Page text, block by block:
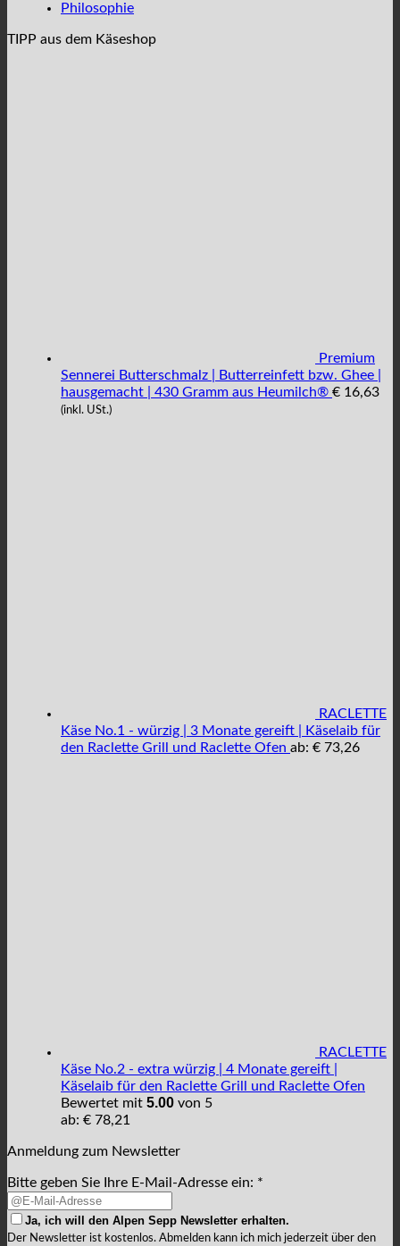
Philosophie
TIPP aus dem Käseshop
Premium
Sennerei Butterschmalz | Butterreinfett bzw. Ghee |
hausgemacht | 430 Gramm aus Heumilch® € 16,63
(inkl. USt.)
RACLETTE
Käse No.1 - würzig | 3 Monate gereift | Käselaib für
den Raclette Grill und Raclette Ofen ab: € 73,26
RACLETTE
Käse No.2 - extra würzig | 4 Monate gereift |
Käselaib für den Raclette Grill und Raclette Ofen
Bewertet mit 5.00 von 5
ab: € 78,21
Anmeldung zum Newsletter
Bitte geben Sie Ihre E-Mail-Adresse ein: *
Ja, ich will den Alpen Sepp Newsletter erhalten.
Der Newsletter ist kostenlos. Abmelden kann ich mich jederzeit über den